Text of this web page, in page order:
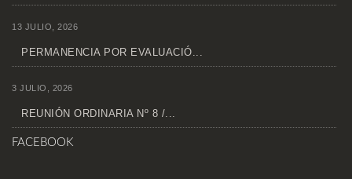
13 JULIO, 2026
PERMANENCIA POR EVALUACIÓ...
3 JULIO, 2026
REUNIÓN ORDINARIA Nº 8 /...
FACEBOOK